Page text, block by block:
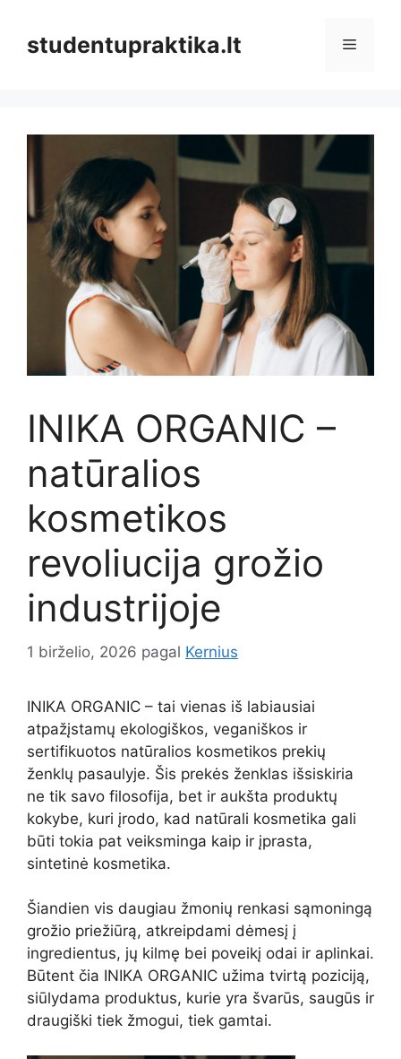
turiniostudentupraktika.lt Meniu
INIKA ORGANIC –
natūralios
kosmetikos
revoliucija grožio
industrijoje
1 birželio, 2026 pagal Kernius
INIKA ORGANIC – tai vienas iš labiausiai
atpažįstamų ekologiškos, veganiškos ir
sertifikuotos natūralios kosmetikos prekių
ženklų pasaulyje. Šis prekės ženklas išsiskiria
ne tik savo filosofija, bet ir aukšta produktų
kokybe, kuri įrodo, kad natūrali kosmetika gali
būti tokia pat veiksminga kaip ir įprasta,
sintetinė kosmetika.
Šiandien vis daugiau žmonių renkasi sąmoningą
grožio priežiūrą, atkreipdami dėmesį į
ingredientus, jų kilmę bei poveikį odai ir aplinkai.
Būtent čia INIKA ORGANIC užima tvirtą poziciją,
siūlydama produktus, kurie yra švarūs, saugūs ir
draugiški tiek žmogui, tiek gamtai.